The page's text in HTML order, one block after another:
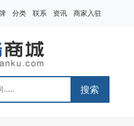
分类 联系 资讯 商家入驻
搜索